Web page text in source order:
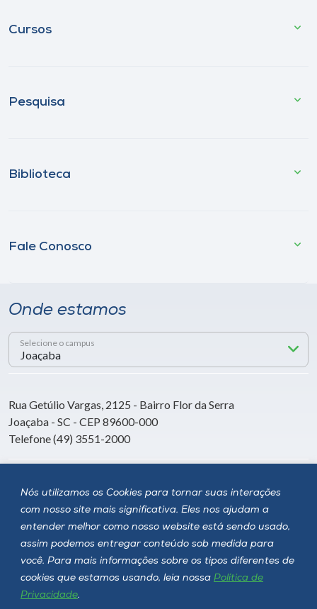
Nós utilizamos os Cookies para tornar suas interações
com nosso site mais significativa. Eles nos ajudam a
entender melhor como nosso website está sendo usado,
assim podemos entregar conteúdo sob medida para
você. Para mais informações sobre os tipos diferentes de
cookies que estamos usando, leia nossa Política de
Privacidade.
Cursos
Pesquisa
Biblioteca
Fale Conosco
Onde estamos
Selecione o campus
Rua Getúlio Vargas, 2125 - Bairro Flor da Serra
Joaçaba - SC - CEP 89600-000
Telefone (49) 3551-2000
Siga a Unoesc